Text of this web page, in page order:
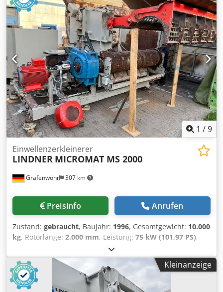
1 /9
Grafenwöhr 307 km
Einwellenzerkleinerer
LINDNER MICROMAT MS 2000
Preisinfo Anrufen
Zustand: gebraucht, Baujahr: 1996, Gesamtgewicht: 10.000
kg, Rotorlänge: 2.000 mm, Leistung: 75 kW (101,97 PS),
, Lindner Micromat MS 2000
Antriebsmotor : 75 kW ,400 V/50 Hz Schaltschrank:
komplett Stern/Dreieck Rotordrehzahl: bei 50 Hz ca. 80
U/min. Rotormesser: 104 Stk. Neu Rotormesserform:
43x43x19,5 mm Cedjwtbyxepfx Agrsrf Einfuelloeffnung: LxB
Kleinanzeige